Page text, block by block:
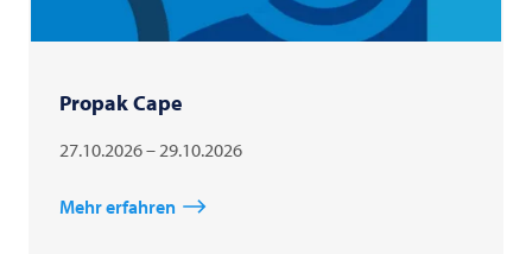
Propak Cape
27.10.2026 – 29.10.2026
Mehr erfahren